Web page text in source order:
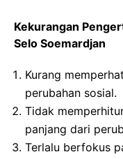
Kekurangan
Selo Soemardjan
Kurang
perubahan sosial.
Tidak
panjang dari
Terlalu berfokus